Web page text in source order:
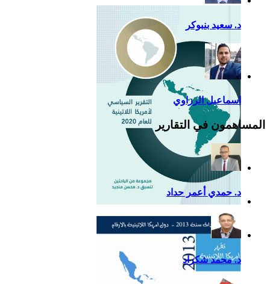
التقرير السياسي لأمريكا
اللاتينية للعام 2020
د. سعيد بنبوكر
اسماعيل الرزاوي
المساهمون في التقارير
د. حمدي أعمر حداد
د. محمد شكراد